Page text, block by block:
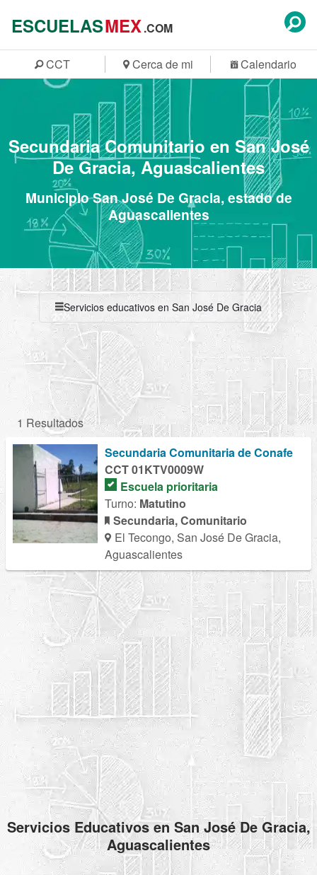
ESCUELASMEX.COM
CCT Cerca de mi Calendario
Secundaria Comunitario en San José
De Gracia, Aguascalientes
Municipio San José De Gracia, estado de
Aguascalientes
Servicios educativos en San José De Gracia
1 Resultados
Secundaria Comunitaria de Conafe
CCT 01KTV0009W
Escuela prioritaria
Turno: Matutino
Secundaria, Comunitario
El Tecongo, San José De Gracia,
Aguascalientes
Servicios Educativos en San José De Gracia,
Aguascalientes